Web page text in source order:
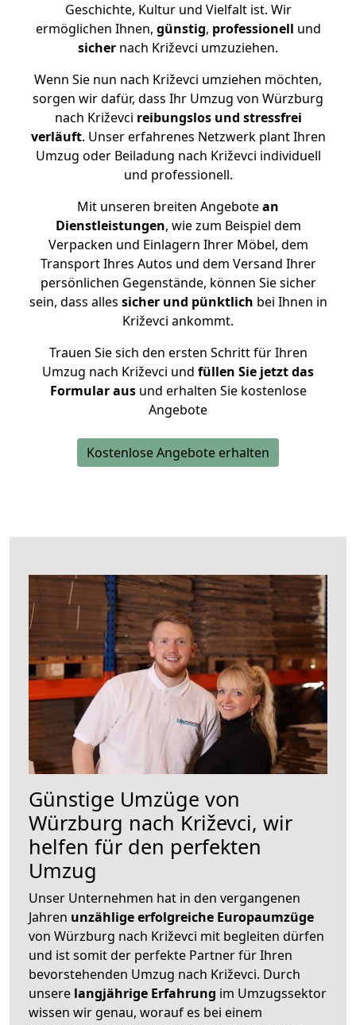
Geschichte, Kultur und Vielfalt ist. Wir
ermöglichen Ihnen, günstig, professionell und
sicher nach Križevci umzuziehen.
Wenn Sie nun nach Križevci umziehen möchten,
sorgen wir dafür, dass Ihr Umzug von Würzburg
nach Križevci reibungslos und stressfrei
verläuft. Unser erfahrenes Netzwerk plant Ihren
Umzug oder Beiladung nach Križevci individuell
und professionell.
Mit unseren breiten Angebotean
Dienstleistungen, wie zum Beispiel dem
Verpacken und Einlagern Ihrer Möbel, dem
Transport Ihres Autos und dem Versand Ihrer
persönlichen Gegenstände, können Sie sicher
sein, dass alles sicher und pünktlich bei Ihnen in
Križevci ankommt.
Trauen Sie sich den ersten Schritt für Ihren
Umzug nach Križevci und füllen Sie jetzt das
Formular ausund erhalten Sie kostenlose
Angebote
Kostenlose Angebote erhalten
Günstige Umzüge von
Würzburg nach Križevci, wir
helfen für den perfekten
Umzug
Unser Unternehmen hat in den vergangenen
Jahren unzählige erfolgreiche Europaumzüge
von Würzburg nach Križevci mit begleiten dürfen
und ist somit der perfekte Partner für Ihren
bevorstehenden Umzug nach Križevci. Durch
unsere langjährige Erfahrung im Umzugssektor
wissen wir genau, worauf es bei einem